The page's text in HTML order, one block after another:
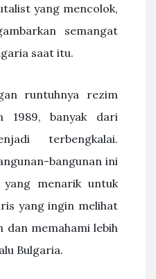
yang mencolok,
semangat
saat itu.
runtuhnya rezim
1989, banyak dari
terbengkalai.
bangunan ini
menarik untuk
yang ingin melihat
dan memahami lebih
Bulgaria.